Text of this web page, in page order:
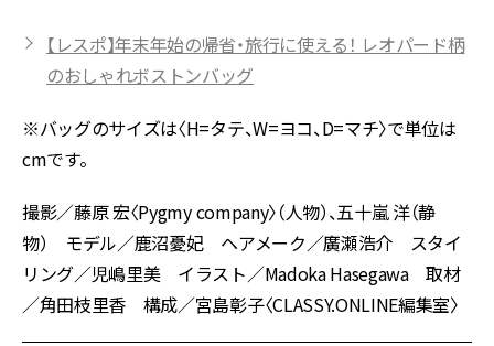
【レスポ】年末年始の帰省・旅行に使える！ レオパード柄
のおしゃれボストンバッグ
※バッグのサイズは〈H=タテ、W=ヨコ、D=マチ〉で単位は
cmです。
撮影／藤原 宏〈Pygmy company〉（人物）、五十嵐 洋（静
物） モデル／鹿沼憂妃 ヘアメーク／廣瀬浩介 スタイ
リング／児嶋里美 イラスト／Madoka Hasegawa 取材
／角田枝里香 構成／宮島彰子〈CLASSY.ONLINE編集室〉